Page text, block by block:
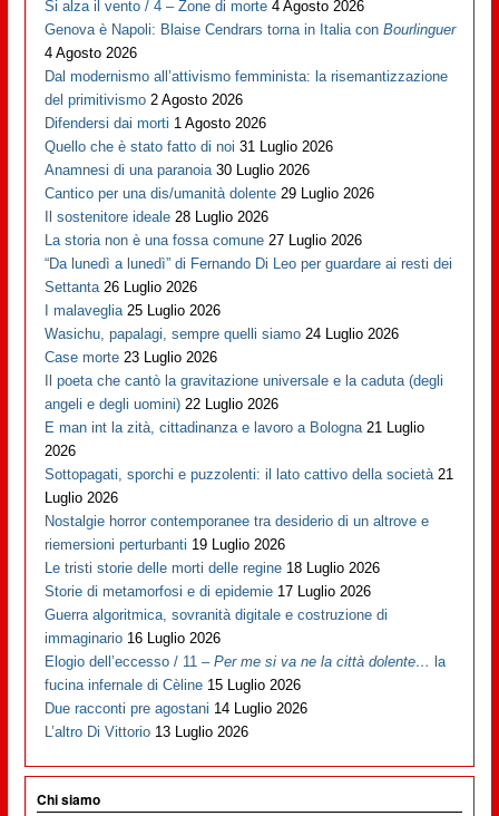
Si alza il vento / 4 – Zone di morte 4 Agosto 2026
Genova è Napoli: Blaise Cendrars torna in Italia conBourlinguer
4 Agosto 2026
Dal modernismo all’attivismo femminista: la risemantizzazione
del primitivismo 2 Agosto 2026
Difendersi dai morti 1 Agosto 2026
Quello che è stato fatto di noi 31 Luglio 2026
Anamnesi di una paranoia 30 Luglio 2026
Cantico per una dis/umanità dolente 29 Luglio 2026
Il sostenitore ideale 28 Luglio 2026
La storia non è una fossa comune 27 Luglio 2026
“Da lunedì a lunedì” di Fernando Di Leo per guardare ai resti dei
Settanta 26 Luglio 2026
I malaveglia 25 Luglio 2026
Wasichu, papalagi, sempre quelli siamo 24 Luglio 2026
Case morte 23 Luglio 2026
Il poeta che cantò la gravitazione universale e la caduta (degli
angeli e degli uomini) 22 Luglio 2026
E man int la zità, cittadinanza e lavoro a Bologna 21 Luglio
2026
Sottopagati, sporchi e puzzolenti: il lato cattivo della società 21
Luglio 2026
Nostalgie horror contemporanee tra desiderio di un altrove e
riemersioni perturbanti 19 Luglio 2026
Le tristi storie delle morti delle regine 18 Luglio 2026
Storie di metamorfosi e di epidemie 17 Luglio 2026
Guerra algoritmica, sovranità digitale e costruzione di
immaginario 16 Luglio 2026
Elogio dell’eccesso / 11 –Per me si va ne la città dolente… la
fucina infernale di Cèline 15 Luglio 2026
Due racconti pre agostani 14 Luglio 2026
L’altro Di Vittorio 13 Luglio 2026
Chi siamo